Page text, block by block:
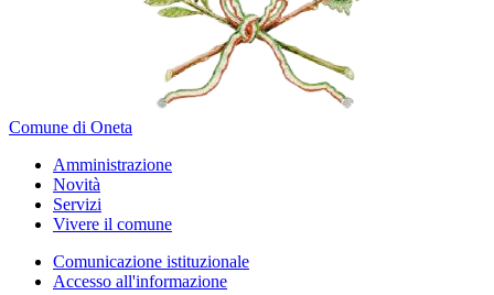
Comune di Oneta
Amministrazione
Novità
Servizi
Vivere il comune
Comunicazione istituzionale
Accesso all'informazione